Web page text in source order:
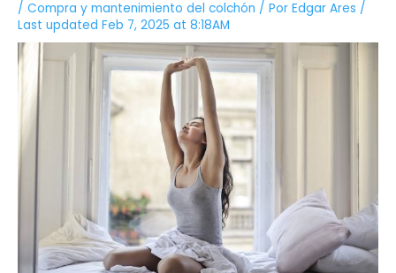
/ Compra y mantenimiento del colchón / Por Edgar Ares /
Last updated Feb 7, 2025 at 8:18AM